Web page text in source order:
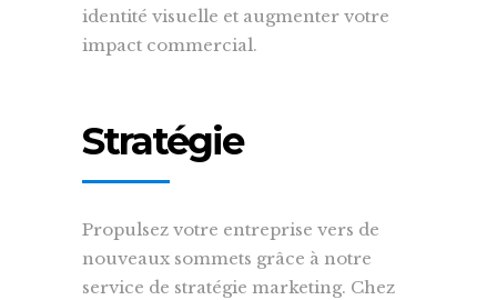
identité visuelle et augmenter votre
impact commercial.
Stratégie
Propulsez votre entreprise vers de
nouveaux sommets grâce à notre
service de stratégie marketing. Chez